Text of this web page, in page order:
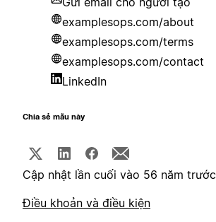
examplesops.com/about
examplesops.com/terms
examplesops.com/contact
LinkedIn
Chia sẻ mẫu này
Cập nhật lần cuối vào 56 năm trước
Điều khoản và điều kiện